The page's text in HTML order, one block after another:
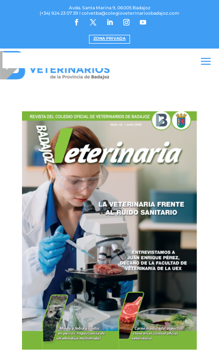
Avda. Santa Marina 9, 06005 Badajoz
(+34) 924 23 07 39 I colvetba@colegioveterinariosbadajoz.com
ZONA PRIVADA